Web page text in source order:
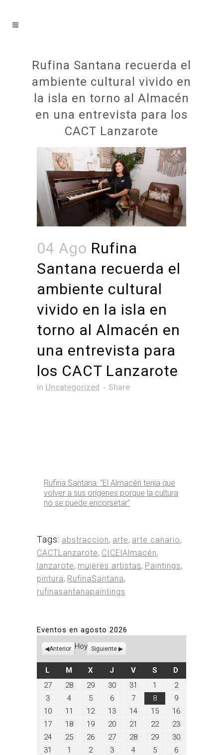
Rufina Santana recuerda el
ambiente cultural vivido en
la isla en torno al Almacén
en una entrevista para los
CACT Lanzarote
04 Ago Rufina
Santana recuerda el
ambiente cultural
vivido en la isla en
torno al Almacén en
una entrevista para
los CACT Lanzarote
in Uncategorized Share
Rufina Santana: “El Almacén tenía que
volver a sus orígenes porque la cultura
no se puede encorsetar”
Tags: abstraccion, arte, arte canario,
CACTLanzarote, CICElAlmacén,
lanzarote, mujeres artistas, Paintings,
pintura, RufinaSantana,
rufinasantanapaintings
Eventos en agosto 2026
Anterior Hoy Siguiente
L LUNES
M MARTES
XMIÉRCOLES
J JUEVES
VVIERNES
SSÁBADO
D
27julio
28julio
29julio
30julio
31
31,
1
agosto
1,
2026
2agosto
2,
2026
3agosto
3,
2026
4agosto
4,
2026
5agosto
5,
2026
6agosto
6,
2026
7agosto
7,
2026
8agosto
8,
2026
9agosto
9,
2026
10agosto
10,
11
agosto
2026
12agosto
2026
13agosto
2026
14agosto
2026
15agosto
2026
16agosto
2026
17agosto
2026
18agosto
18,
2026
19agosto
2026
20agosto
20,
2026
21
agosto
2026
22agosto
2026
23agosto
23,
2026
24agosto
25agosto
26agosto
27agosto
28agosto
29agosto
30agosto
31
agosto
1
septiembre
2septiembre
3septiembre
4septiembre
5septiembre
6septiembre